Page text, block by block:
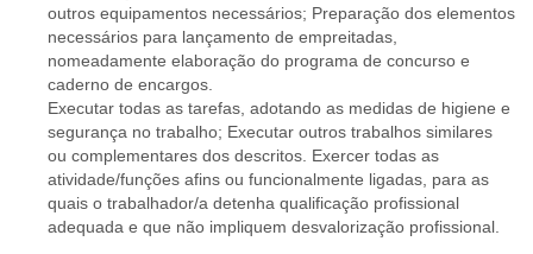
outros equipamentos necessários; Preparação dos elementos
necessários para lançamento de empreitadas,
nomeadamente elaboração do programa de concurso e
caderno de encargos.
Executar todas as tarefas, adotando as medidas de higiene e
segurança no trabalho; Executar outros trabalhos similares
ou complementares dos descritos. Exercer todas as
atividade/funções afins ou funcionalmente ligadas, para as
quais o trabalhador/a detenha qualificação profissional
adequada e que não impliquem desvalorização profissional.